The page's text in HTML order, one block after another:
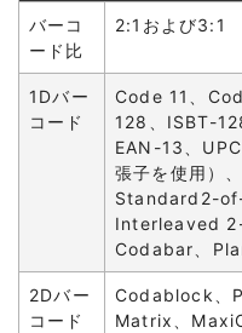
バーコ
ード比
2:1および3:1
1Dバー
コード
Code 11、
128、ISBT-
EAN-13、
張子を使用）
Standard2-
Interleaved
Codabar、
2Dバー
コード
Codablock、
Matrix、